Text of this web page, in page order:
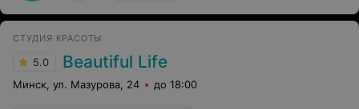
СТУДИЯ КРАСОТЫ
5.0 Beautiful Life
Минск, ул. Мазурова, 24 до 18:00